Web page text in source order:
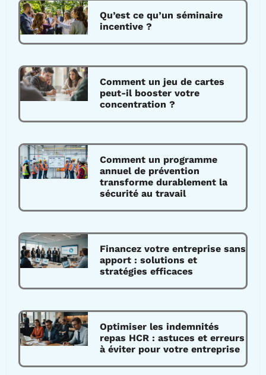
Qu’est ce qu’un séminaire
incentive ?
Comment un jeu de cartes
peut-il booster votre
concentration ?
Comment un programme
annuel de prévention
transforme durablement la
sécurité au travail
Financez votre entreprise sans
apport : solutions et
stratégies efficaces
Optimiser les indemnités
repas HCR : astuces et erreurs
à éviter pour votre entreprise